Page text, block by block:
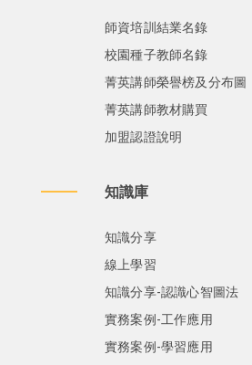
師資培訓結業名錄
校園種子教師名錄
菁英講師榮譽榜及分布圖
菁英講師教材購買
加盟認證說明
知識庫
知識分享
線上學習
知識分享-認識心智圖法
實務案例-工作應用
實務案例-學習應用